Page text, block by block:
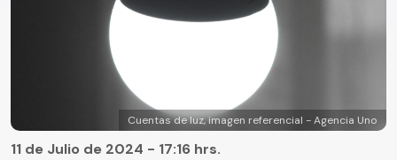
Cuentas de luz, imagen referencial - Agencia Uno
11 de Julio de 2024 - 17:16 hrs.